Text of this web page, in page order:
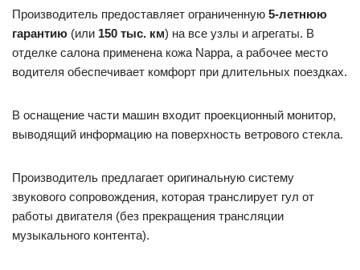
Производитель предоставляет ограниченную 5-летнюю
гарантию (или 150 тыс. км) на все узлы и агрегаты. В
отделке салона применена кожа Nappa, а рабочее место
водителя обеспечивает комфорт при длительных поездках.
В оснащение части машин входит проекционный монитор,
выводящий информацию на поверхность ветрового стекла.
Производитель предлагает оригинальную систему
звукового сопровождения, которая транслирует гул от
работы двигателя (без прекращения трансляции
музыкального контента).